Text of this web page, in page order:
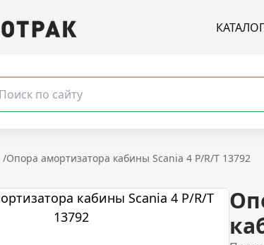
КАТАЛОГ
/Опора амортизатора кабины Scania 4 P/R/T 13792